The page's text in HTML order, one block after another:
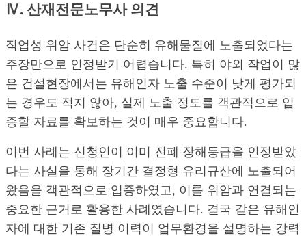
Ⅳ. 산재전문노무사 의견
직업성 위암 사건은 단순히 유해물질에 노출되었다는
주장만으로 인정받기 어렵습니다. 특히 야외 작업이 많
은 건설현장에서는 유해인자 노출 수준이 낮게 평가되
는 경우도 적지 않아, 실제 노출 정도를 객관적으로 입
증할 자료를 확보하는 것이 매우 중요합니다.
이번 사례는 신청인이 이미 진폐 장해등급을 인정받았
다는 사실을 통해 장기간 결정형 유리규산에 노출되어
왔음을 객관적으로 입증하였고, 이를 위암과 연결되는
중요한 근거로 활용한 사례였습니다. 결국 같은 유해인
자에 대한 기존 질병 이력이 업무환경을 설명하는 강력